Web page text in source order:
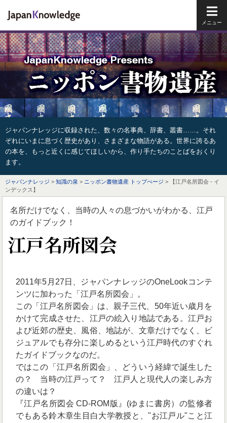
ジャパンナレッジに収録された、数々の名事典、辞書、叢書……。それ
ぞれにいまに息づく歴史があり、さまざまな物語がある。世界に誇るあ
の本を、もっと近くに感じてほしいから、作り手たちのことばをおくり
ます。
ジャパンナレッジ > 知識の泉 > ニッポン書物遺産 トップぺージ > 【江戸名所図会 - イ
ンデックス】
名所だけでなく、当時の人々の息づかいがわかる、江戸
のガイドブック！
江戸名所図会
2011年5月27日、ジャパンナレッジのOneLookコンテ
ンツに加わった「江戸名所図会」。
この「江戸名所図会」は、親子三代、50年近い歳月を
かけて完成させた、江戸の絵入り地誌である。江戸お
よび近郊の歴史、風俗、地誌が、文章だけでなく、ビ
ジュアルでも存分に楽しめるという江戸時代のすぐれ
たガイドブックなのだ。
ではこの「江戸名所図会」、どういう経緯で誕生した
の？ 当時の江戸って？ 江戸人と現代人の楽しみ方
の違いは？
『江戸名所図会 CD-ROM版』(ゆまに書房）の監修者
でもある鈴木章生目白大学教授と、"お江戸ル"こと江